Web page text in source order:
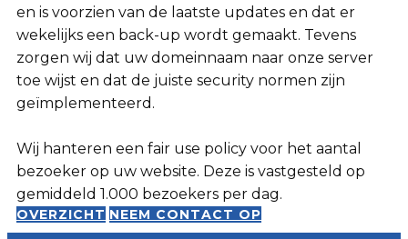
en is voorzien van de laatste updates en dat er
wekelijks een back-up wordt gemaakt. Tevens
zorgen wij dat uw domeinnaam naar onze server
toe wijst en dat de juiste security normen zijn
geïmplementeerd.
Wij hanteren een fair use policy voor het aantal
bezoeker op uw website. Deze is vastgesteld op
gemiddeld 1.000 bezoekers per dag.
OVERZICHT NEEM CONTACT OP